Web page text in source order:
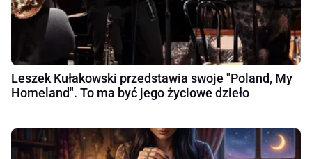
Leszek Kułakowski przedstawia swoje "Poland, My
Homeland". To ma być jego życiowe dzieło